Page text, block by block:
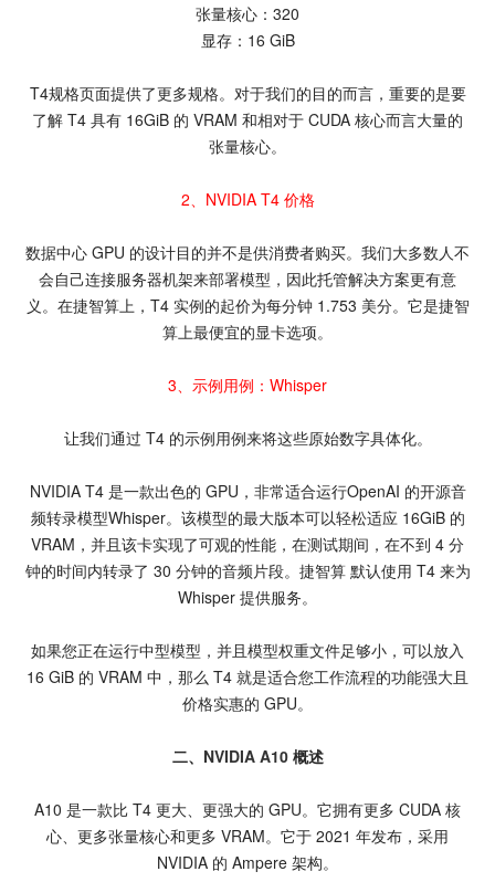
张量核心：320
显存：16 GiB
T4规格页面提供了更多规格。对于我们的目的而言，重要的是要
了解 T4 具有 16GiB 的 VRAM 和相对于 CUDA 核心而言大量的
张量核心。
2、NVIDIA T4 价格
数据中心 GPU 的设计目的并不是供消费者购买。我们大多数人不
会自己连接服务器机架来部署模型，因此托管解决方案更有意
义。在捷智算上，T4 实例的起价为每分钟 1.753 美分。它是捷智
算上最便宜的显卡选项。
3、示例用例：Whisper
让我们通过 T4 的示例用例来将这些原始数字具体化。
NVIDIA T4 是一款出色的 GPU，非常适合运行OpenAI 的开源音
频转录模型Whisper。该模型的最大版本可以轻松适应 16GiB 的
VRAM，并且该卡实现了可观的性能，在测试期间，在不到 4 分
钟的时间内转录了 30 分钟的音频片段。捷智算 默认使用 T4 来为
Whisper 提供服务。
如果您正在运行中型模型，并且模型权重文件足够小，可以放入
16 GiB 的 VRAM 中，那么 T4 就是适合您工作流程的功能强大且
价格实惠的 GPU。
二、 NVIDIA A10概述
A10 是一款比 T4 更大、更强大的 GPU。它拥有更多 CUDA 核
心、更多张量核心和更多 VRAM。它于 2021 年发布，采用
NVIDIA 的 Ampere 架构。